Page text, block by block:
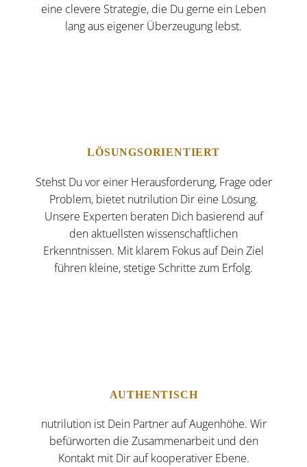
eine clevere Strategie, die Du gerne ein Leben
lang aus eigener Überzeugung lebst.
LÖSUNGSORIENTIERT
Stehst Du vor einer Herausforderung, Frage oder
Problem, bietet nutrilution Dir eine Lösung.
Unsere Expertenberaten Dich basierend auf
den aktuellsten wissenschaftlichen
Erkenntnissen. Mit klarem Fokus auf Dein Ziel
führen kleine, stetige Schritte zum Erfolg.
AUTHENTISCH
nutrilution ist Dein Partner auf Augenhöhe. Wir
befürworten die Zusammenarbeit und den
Kontakt mit Dir auf kooperativer Ebene.